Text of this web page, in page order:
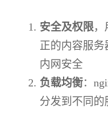
安全及权限
正的内容服
内网安全
负载均衡：
分发到不同的